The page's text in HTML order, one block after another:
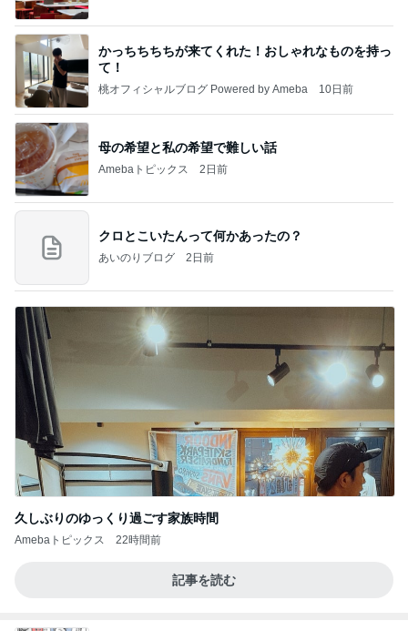
かっちちちちが来てくれた！おしゃれなものを持っ
て！
桃オフィシャルブログ Powered by Ameba 10日前
母の希望と私の希望で難しい話
Amebaトピックス 2日前
クロとこいたんって何かあったの？
あいのりブログ 2日前
久しぶりのゆっくり過ごす家族時間
Amebaトピックス 22時間前
記事を読む